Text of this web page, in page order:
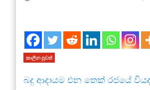
කාලීන පුවත්
බදු ආදායම එන තෙක් රජයේ